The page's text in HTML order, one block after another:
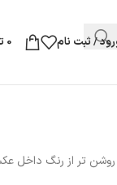
/ ثبت نام 0
روشن تر از رنگ داخل